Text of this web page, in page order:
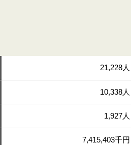
21,228人
10,338人
1,927人
7,415,403千円